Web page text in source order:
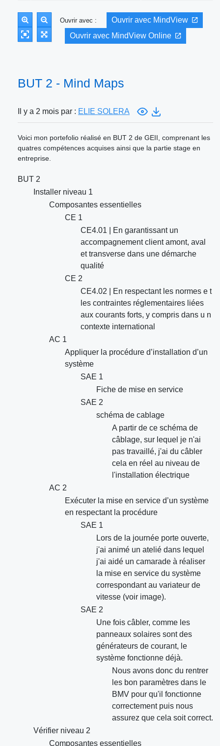
Ouvrir avec :
Ouvrir avec MindView
Ouvrir avec MindView Online
BUT 2 - Mind Maps
Il y a 2 mois par : ELIE SOLERA
Voici mon portefolio réalisé en BUT 2 de GEII, comprenant les
quatres compétences acquises ainsi que la partie stage en
entreprise.
BUT 2
Installer niveau 1
Composantes essentielles
CE 1
CE4.01 | En garantissant un
accompagnement client amont, aval
et transverse dans une démarche
qualité
CE 2
CE4.02 | En respectant les normes e t
les contraintes réglementaires liées
aux courants forts, y compris dans u n
contexte international
AC 1
Appliquer la procédure d’installation d’un
système
SAE 1
Fiche de mise en service
SAE 2
schéma de cablage
A partir de ce schéma de
câblage, sur lequel je n'ai
pas travaillé, j'ai du câbler
cela en réel au niveau de
l'installation électrique
AC 2
Exécuter la mise en service d’un système
en respectant la procédure
SAE 1
Lors de la journée porte ouverte,
j'ai animé un atelié dans lequel
j'ai aidé un camarade à réaliser
la mise en service du système
correspondant au variateur de
vitesse (voir image).
SAE 2
Une fois câbler, comme les
panneaux solaires sont des
générateurs de courant, le
système fonctionne déjà.
Nous avons donc du rentrer
les bon paramètres dans le
BMV pour qu'il fonctionne
correctement puis nous
assurez que cela soit correct.
Vérifier niveau 2
Composantes essentielles